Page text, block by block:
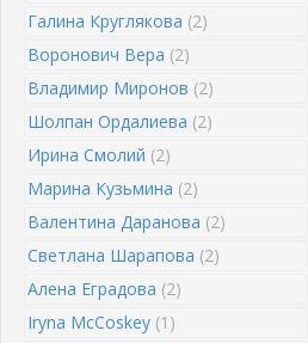
Галина Круглякова (2)
Воронович Вера (2)
Владимир Миронов (2)
Шолпан Ордалиева (2)
Ирина Смолий (2)
Марина Кузьмина (2)
Валентина Даранова (2)
Светлана Шарапова (2)
Алена Еградова (2)
Iryna McCoskey (1)